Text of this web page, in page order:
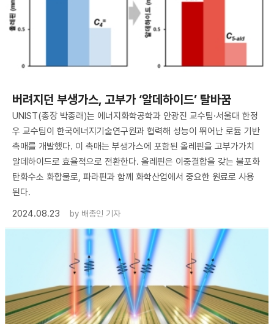
버려지던 부생가스, 고부가 ‘알데하이드’ 탈바꿈
UNIST(총장 박종래)는 에너지화학공학과 안광진 교수팀·서울대 한정
우 교수팀이 한국에너지기술연구원과 협력해 성능이 뛰어난 로듐 기반
촉매를 개발했다. 이 촉매는 부생가스에 포함된 올레핀을 고부가가치
알데하이드로 효율적으로 전환한다. 올레핀은 이중결합을 갖는 불포화
탄화수소 화합물로, 파라핀과 함께 화학산업에서 중요한 원료로 사용
된다.
2024.08.23
by 배종인 기자